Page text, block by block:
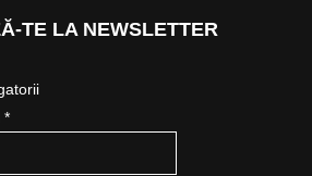
TE LA NEWSLETTER
*